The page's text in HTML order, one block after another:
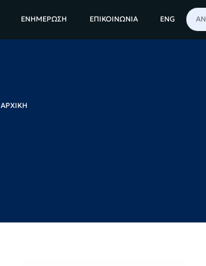
ΕΝΗΜΕΡΩΣΗ ΕΠΙΚΟΙΝΩΝΙΑ ENG
ΑΡΧΙΚΗ